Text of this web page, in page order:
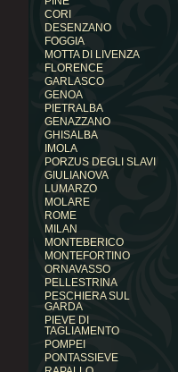
CORI
DESENZANO
FOGGIA
MOTTA DI LIVENZA
FLORENCE
GARLASCO
GENOA
PIETRALBA
GENAZZANO
GHISALBA
IMOLA
PORZUS DEGLI SLAVI
GIULIANOVA
LUMARZO
MOLARE
ROME
MILAN
MONTEBERICO
MONTEFORTINO
ORNAVASSO
PELLESTRINA
PESCHIERA SUL
GARDA
PIEVE DI
TAGLIAMENTO
POMPEI
PONTASSIEVE